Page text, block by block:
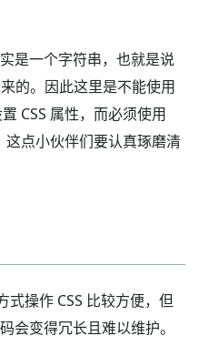
是一个字符串，也就是说
的。因此这里是不能使用
CSS 属性，而必须使用
点小伙伴们要认真琢磨清
操作 CSS 比较方便，但
会变得冗长且难以维护。